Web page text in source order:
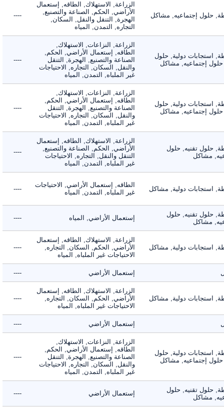
حلول إجتماعيه, مشاكل
الزراعة, الاستهلاك, الطاقه, إستعمال
الأراضي, الحكم, الصناعة والتصنيع,
الهجرة, التنقل والنقل, السكان,
التجاره, التمدن, المياه
----
استجابات دولية, حلول
إجتماعيه, مشاكل
الزراعة, النزاعات, الاستهلاك,
الطاقه, إستعمال الأراضي, الحكم,
الصناعة والتصنيع, الهجرة, التنقل
والنقل, السكان, التجاره, الاحتياجات
غير الملباه, التمدن, المياه
----
استجابات دولية, حلول
إجتماعيه, مشاكل
الزراعة, النزاعات, الاستهلاك,
الطاقه, إستعمال الأراضي, الحكم,
الصناعة والتصنيع, الهجرة, التنقل
والنقل, السكان, التجاره, الاحتياجات
غير الملباه, التمدن, المياه
----
حلول تقنيه, حلول
مشاكل
الزراعة, الاستهلاك, الطاقه, إستعمال
الأراضي, الحكم, الصناعة والتصنيع,
التنقل والنقل, التجاره, الاحتياجات
غير الملباه, التمدن, المياه
----
استجابات دولية, مشاكل
الطاقه, إستعمال الأراضي, الاحتياجات
غير الملباه, التمدن, المياه
----
حلول تقنيه, حلول
مشاكل
إستعمال الأراضي, المياه ----
استجابات دولية, مشاكل
الزراعة, الاستهلاك, الطاقه, إستعمال
الأراضي, الحكم, السكان, التجاره,
الاحتياجات غير الملباه, المياه
----
إستعمال الأراضي ----
استجابات دولية, مشاكل
الزراعة, الاستهلاك, الطاقه, إستعمال
الأراضي, الحكم, السكان, التجاره,
الاحتياجات غير الملباه, المياه
----
إستعمال الأراضي ----
استجابات دولية, حلول
إجتماعيه, مشاكل
الزراعة, النزاعات, الاستهلاك,
الطاقه, إستعمال الأراضي, الحكم,
الصناعة والتصنيع, الهجرة, التنقل
والنقل, السكان, التجاره, الاحتياجات
غير الملباه, التمدن, المياه
----
حلول تقنيه, حلول
مشاكل
إستعمال الأراضي ----